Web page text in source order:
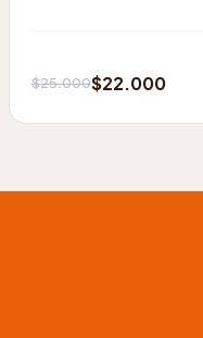
$25.000
El
precio
$22.000
El
precio